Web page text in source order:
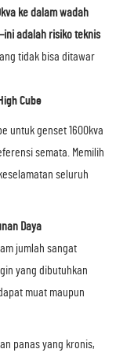
ke dalam wadah
adalah risiko teknis
tidak bisa ditawar
Cube
untuk genset 1600kva
semata. Memilih
seluruh
Daya
jumlah sangat
yang dibutuhkan
muat maupun
panas yang kronis,